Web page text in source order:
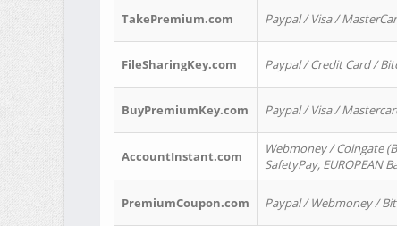
TakePremium.com Paypal / Visa /
FileSharingKey.com Paypal / Credit Card /
BuyPremiumKey.com Paypal / Visa /
AccountInstant.com
Webmoney / Coingate
SafetyPay, EUROPEAN
PremiumCoupon.com Paypal / Webmoney /